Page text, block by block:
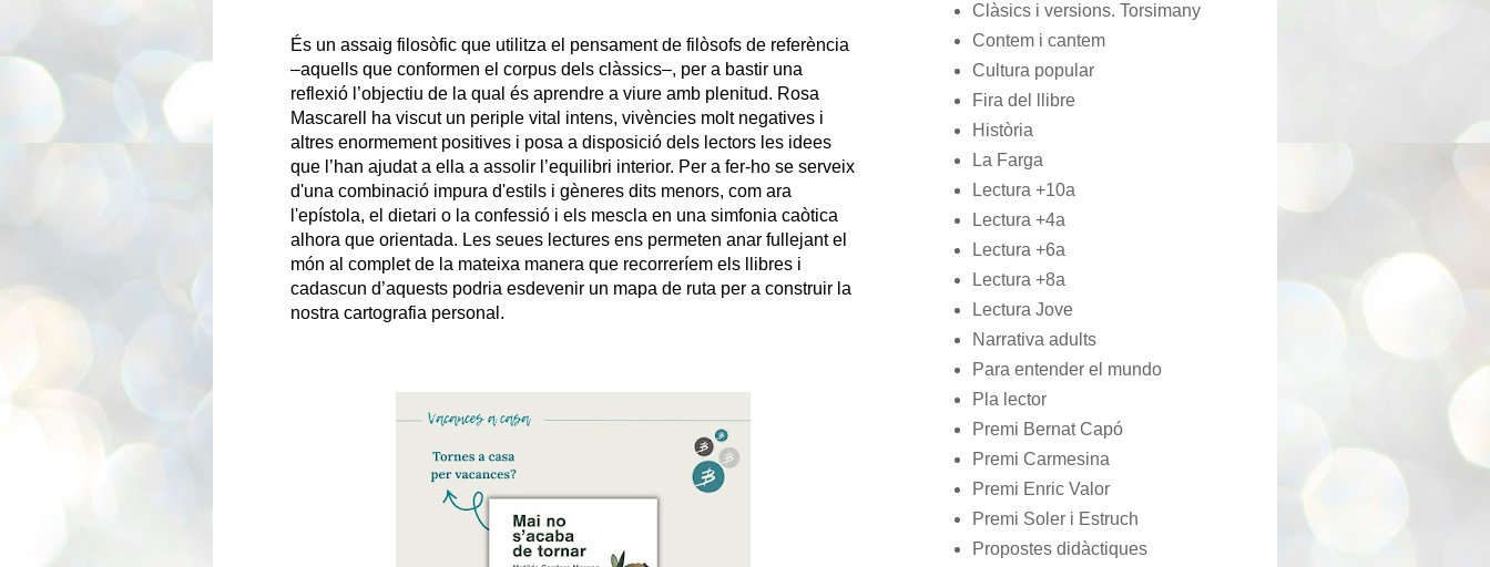
És un assaig filosòfic que utilitza el pensament de filòsofs de referència
–aquells que conformen el corpus dels clàssics–, per a bastir una
reflexió l’objectiu de la qual és aprendre a viure amb plenitud. Rosa
Mascarell ha viscut un periple vital intens, vivències molt negatives i
altres enormement positives i posa a disposició dels lectors les idees
que l’han ajudat a ella a assolir l’equilibri interior. Per a fer-ho se serveix
d'una combinació impura d'estils i gèneres dits menors, com ara
l'epístola, el dietari o la confessió i els mescla en una simfonia caòtica
alhora que orientada. Les seues lectures ens permeten anar fullejant el
món al complet de la mateixa manera que recorreríem els llibres i
cadascun d’aquests podria esdevenir un mapa de ruta per a construir la
nostra cartografia personal.
Clàsics i versions. Torsimany
Contem i cantem
Cultura popular
Fira del llibre
Història
La Farga
Lectura +10a
Lectura +4a
Lectura +6a
Lectura +8a
Lectura Jove
Narrativa adults
Para entender el mundo
Pla lector
Premi Bernat Capó
Premi Carmesina
Premi Enric Valor
Premi Soler i Estruch
Propostes didàctiques